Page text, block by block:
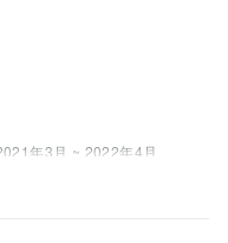
年3月 ~ 2022年4月